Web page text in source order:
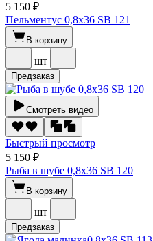
5 150 ₽
Пельментус 0,8х36 SВ 121
В корзину
шт
Предзаказ
Смотреть видео
Быстрый просмотр
5 150 ₽
Рыба в шубе 0,8х36 SВ 120
В корзину
шт
Предзаказ